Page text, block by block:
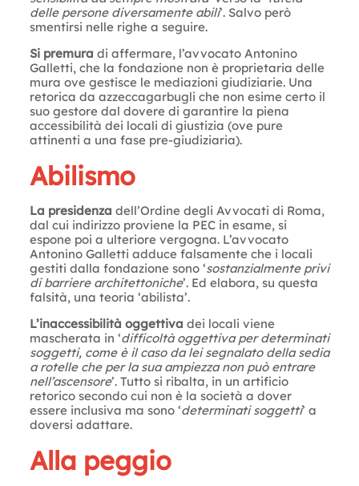
delle persone diversamente abili’. Salvo però
smentirsi nelle righe a seguire.
Si premura di affermare, l’avvocato Antonino
Galletti, che la fondazione non è proprietaria delle
mura ove gestisce le mediazioni giudiziarie. Una
retorica da azzeccagarbugli che non esime certo il
suo gestore dal dovere di garantire la piena
accessibilità dei locali di giustizia (ove pure
attinenti a una fase pre-giudiziaria).
Abilismo
La presidenza dell’Ordine degli Avvocati di Roma,
dal cui indirizzo proviene la PEC in esame, si
espone poi a ulteriore vergogna. L’avvocato
Antonino Galletti adduce falsamente che i locali
gestiti dalla fondazione sono ‘sostanzialmente privi
di barriere architettoniche’. Ed elabora, su questa
falsità, una teoria ‘abilista’.
L’inaccessibilità oggettiva dei locali viene
mascherata in ‘difficoltà oggettiva per determinati
soggetti, come è il caso da lei segnalato della sedia
a rotelle che per la sua ampiezza non può entrare
nell’ascensore’. Tutto si ribalta, in un artificio
retorico secondo cui non è la società a dover
essere inclusiva ma sono ‘determinati soggetti’ a
doversi adattare.
Alla peggio